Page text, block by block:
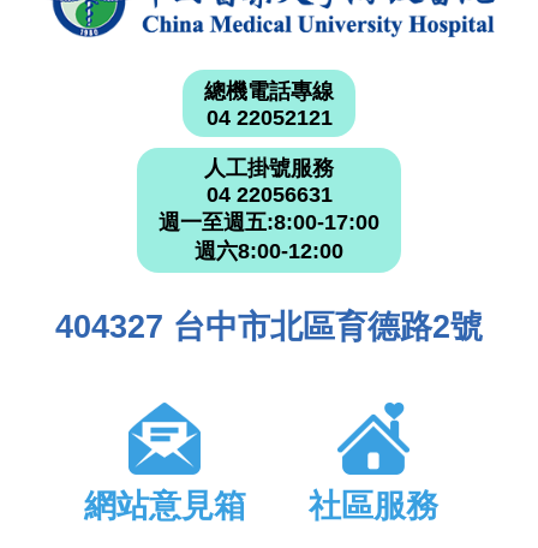
總機電話專線
04 22052121
人工掛號服務
04 22056631
週一至週五:8:00-17:00
週六8:00-12:00
404327 台中市北區育德路2號
網站意見箱 社區服務